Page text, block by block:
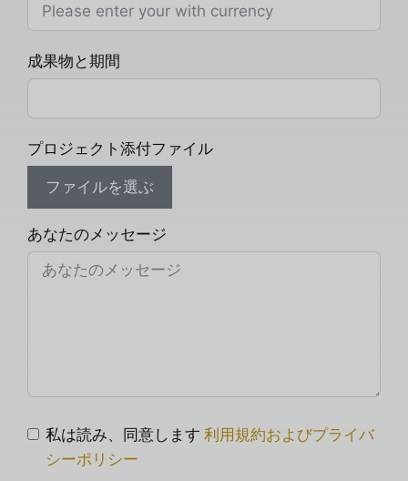
成果物と期間
プロジェクト添付ファイル
ファイルを選ぶ
あなたのメッセージ
私は読み、同意します 利用規約およびプライバ
シーポリシー